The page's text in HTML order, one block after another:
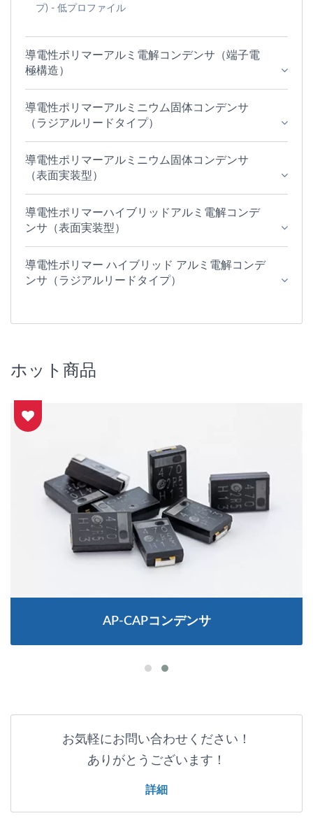
プ) - 低プロファイル
導電性ポリマーアルミ電解コンデンサ（端子電
極構造）
導電性ポリマーアルミニウム固体コンデンサ
（ラジアルリードタイプ）
導電性ポリマーアルミニウム固体コンデンサ
（表面実装型）
導電性ポリマーハイブリッドアルミ電解コンデ
ンサ（表面実装型）
導電性ポリマー ハイブリッド アルミ電解コンデ
ンサ（ラジアルリードタイプ）
ホット商品
AP-CAPコンデンサ
お気軽にお問い合わせください！
ありがとうございます！
詳細